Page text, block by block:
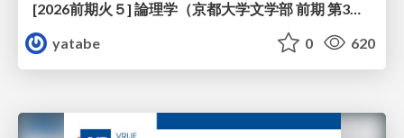
yatabe
0 620